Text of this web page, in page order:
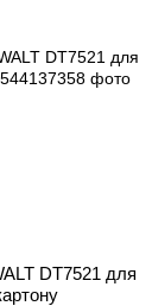
DT7521 для